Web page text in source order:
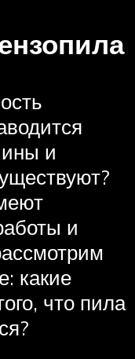
и
и
какие
что пила